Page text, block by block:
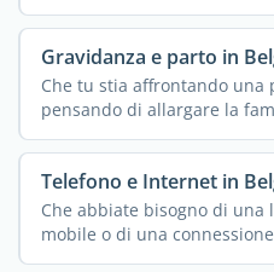
Gravidanza e parto in
Che tu stia affrontando una
pensando di allargare la
conoscere ...
Telefono e Internet in
Che abbiate bisogno di una
mobile o di una